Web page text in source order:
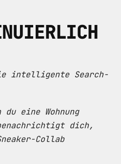
intelligente Search-
eine Wohnung
dich,
Collab